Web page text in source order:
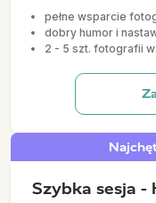
pełne wsparcie
dobry humor i
2 - 5 szt. fotografii
Szybka sesja -